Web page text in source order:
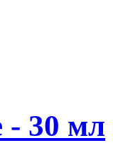
- 30 мл